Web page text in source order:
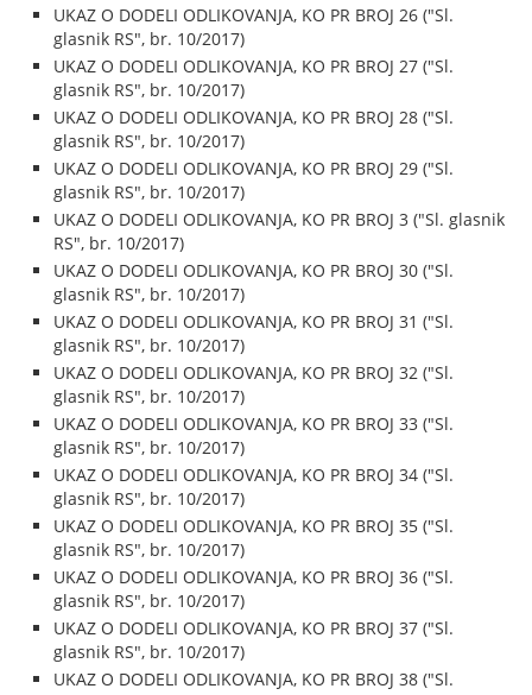
UKAZ O DODELI ODLIKOVANJA, KO PR BROJ 26 ("Sl.
glasnik RS", br. 10/2017)
UKAZ O DODELI ODLIKOVANJA, KO PR BROJ 27 ("Sl.
glasnik RS", br. 10/2017)
UKAZ O DODELI ODLIKOVANJA, KO PR BROJ 28 ("Sl.
glasnik RS", br. 10/2017)
UKAZ O DODELI ODLIKOVANJA, KO PR BROJ 29 ("Sl.
glasnik RS", br. 10/2017)
UKAZ O DODELI ODLIKOVANJA, KO PR BROJ 3 ("Sl. glasnik
RS", br. 10/2017)
UKAZ O DODELI ODLIKOVANJA, KO PR BROJ 30 ("Sl.
glasnik RS", br. 10/2017)
UKAZ O DODELI ODLIKOVANJA, KO PR BROJ 31 ("Sl.
glasnik RS", br. 10/2017)
UKAZ O DODELI ODLIKOVANJA, KO PR BROJ 32 ("Sl.
glasnik RS", br. 10/2017)
UKAZ O DODELI ODLIKOVANJA, KO PR BROJ 33 ("Sl.
glasnik RS", br. 10/2017)
UKAZ O DODELI ODLIKOVANJA, KO PR BROJ 34 ("Sl.
glasnik RS", br. 10/2017)
UKAZ O DODELI ODLIKOVANJA, KO PR BROJ 35 ("Sl.
glasnik RS", br. 10/2017)
UKAZ O DODELI ODLIKOVANJA, KO PR BROJ 36 ("Sl.
glasnik RS", br. 10/2017)
UKAZ O DODELI ODLIKOVANJA, KO PR BROJ 37 ("Sl.
glasnik RS", br. 10/2017)
UKAZ O DODELI ODLIKOVANJA, KO PR BROJ 38 ("Sl.